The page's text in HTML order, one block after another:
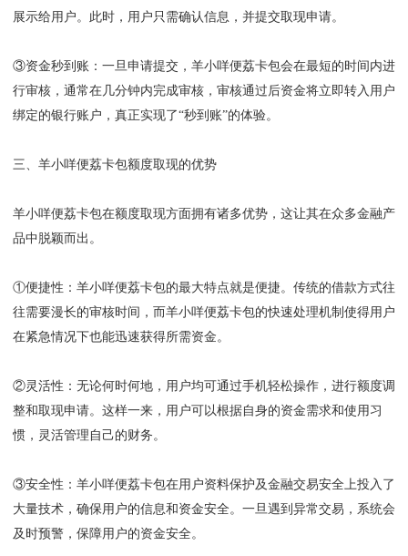
展示给用户。此时，用户只需确认信息，并提交取现申请。
③资金秒到账 ： 一旦申请提交，羊小咩便荔卡包会在最短的时间内进
行审核，通常在几分钟内完成审核，审核通过后资金将立即转入用户
绑定的银行账户，真正实现了“秒到账”的体验。
三、羊小咩便荔卡包额度取现的优势
羊小咩便荔卡包在额度取现方面拥有诸多优势，这让其在众多金融产
品中脱颖而出。
①便捷性 ： 羊小咩便荔卡包的最大特点就是便捷。传统的借款方式往
往需要漫长的审核时间，而羊小咩便荔卡包的快速处理机制使得用户
在紧急情况下也能迅速获得所需资金。
②灵活性 ： 无论何时何地，用户均可通过手机轻松操作，进行额度调
整和取现申请。这样一来，用户可以根据自身的资金需求和使用习
惯，灵活管理自己的财务。
③安全性 ： 羊小咩便荔卡包在用户资料保护及金融交易安全上投入了
大量技术，确保用户的信息和资金安全。一旦遇到异常交易，系统会
及时预警，保障用户的资金安全。